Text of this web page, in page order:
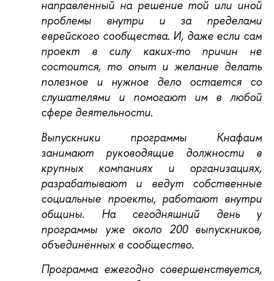
направленный на решение той или иной
проблемы внутри и за пределами
еврейского сообщества. И, даже если сам
проект в силу каких-то причин не
состоится, то опыт и желание делать
полезное и нужное дело остается со
слушателями и помогают им в любой
сфере деятельности.
Выпускники программы Кнафаим
занимают руководящие должности в
крупных компаниях и организациях,
разрабатывают и ведут собственные
социальные проекты, работают внутри
общины. На сегодняшний день у
программы уже около 200 выпускников,
объединённых в сообщество.
Программа ежегодно совершенствуется,